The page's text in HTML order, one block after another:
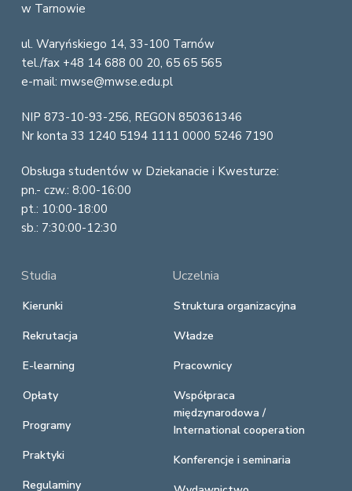
w Tarnowie
ul. Waryńskiego 14, 33-100 Tarnów
tel./fax +48 14 688 00 20, 65 65 565
e-mail: mwse@mwse.edu.pl
NIP 873-10-93-256, REGON 850361346
Nr konta 33 1240 5194 1111 0000 5246 7190
Obsługa studentów w Dziekanacie i Kwesturze:
pn.- czw.: 8:00-16:00
pt.: 10:00-18:00
sb.: 7:30:00-12:30
Studia
Kierunki
Rekrutacja
E-learning
Opłaty
Programy
Praktyki
Regulaminy
Uczelnia
Struktura organizacyjna
Władze
Pracownicy
Współpraca
międzynarodowa /
International cooperation
Konferencje i seminaria